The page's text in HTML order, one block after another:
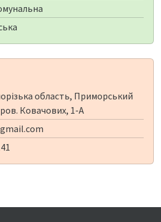
область, Приморський
Ковачових, 1-А